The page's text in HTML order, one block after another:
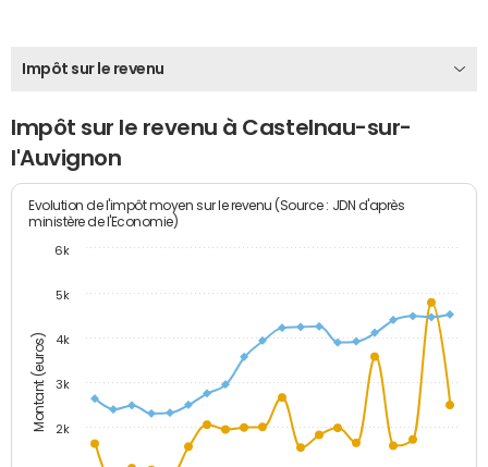
Impôt sur le revenu
Impôt sur le revenu à Castelnau-sur-
l'Auvignon
Montant (euros)
Evolution de l'impôt moyen sur le revenu (Source : JDN d'après
ministère de l'Economie)
2k
3k
4k
5k
6k